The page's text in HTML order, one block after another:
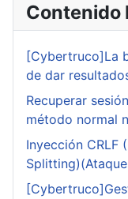
Contenido
[Cybertruco]La
de dar
Recuperar
método normal
Inyección CRLF